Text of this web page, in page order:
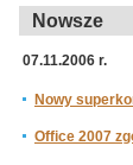
Nowsze
07.11.2006 r.
Nowy
Office 2007